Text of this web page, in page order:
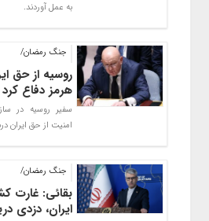
به عمل آوردند.
جنگ رمضان/
روسیه از حق
هرمز دفاع کرد
سفیر روسیه در
امنیت از حق ایران
جنگ رمضان/
بقائی: غارت
ایران، دزدی